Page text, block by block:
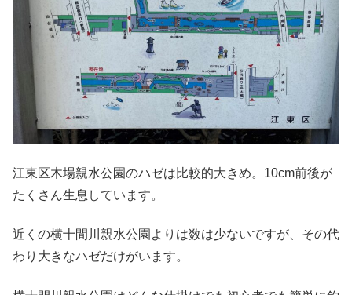
江東区木場親水公園のハゼは比較的大きめ。10cm前後が
たくさん生息しています。
近くの横十間川親水公園よりは数は少ないですが、その代
わり大きなハゼだけがいます。